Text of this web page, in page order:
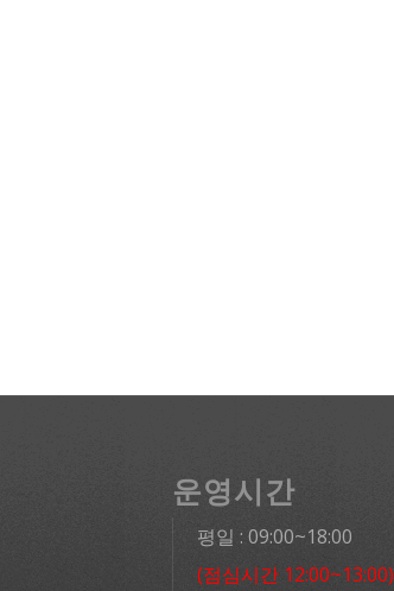
운영시간
평일 : 09:00~18:00
(점심시간 12:00~13:00)